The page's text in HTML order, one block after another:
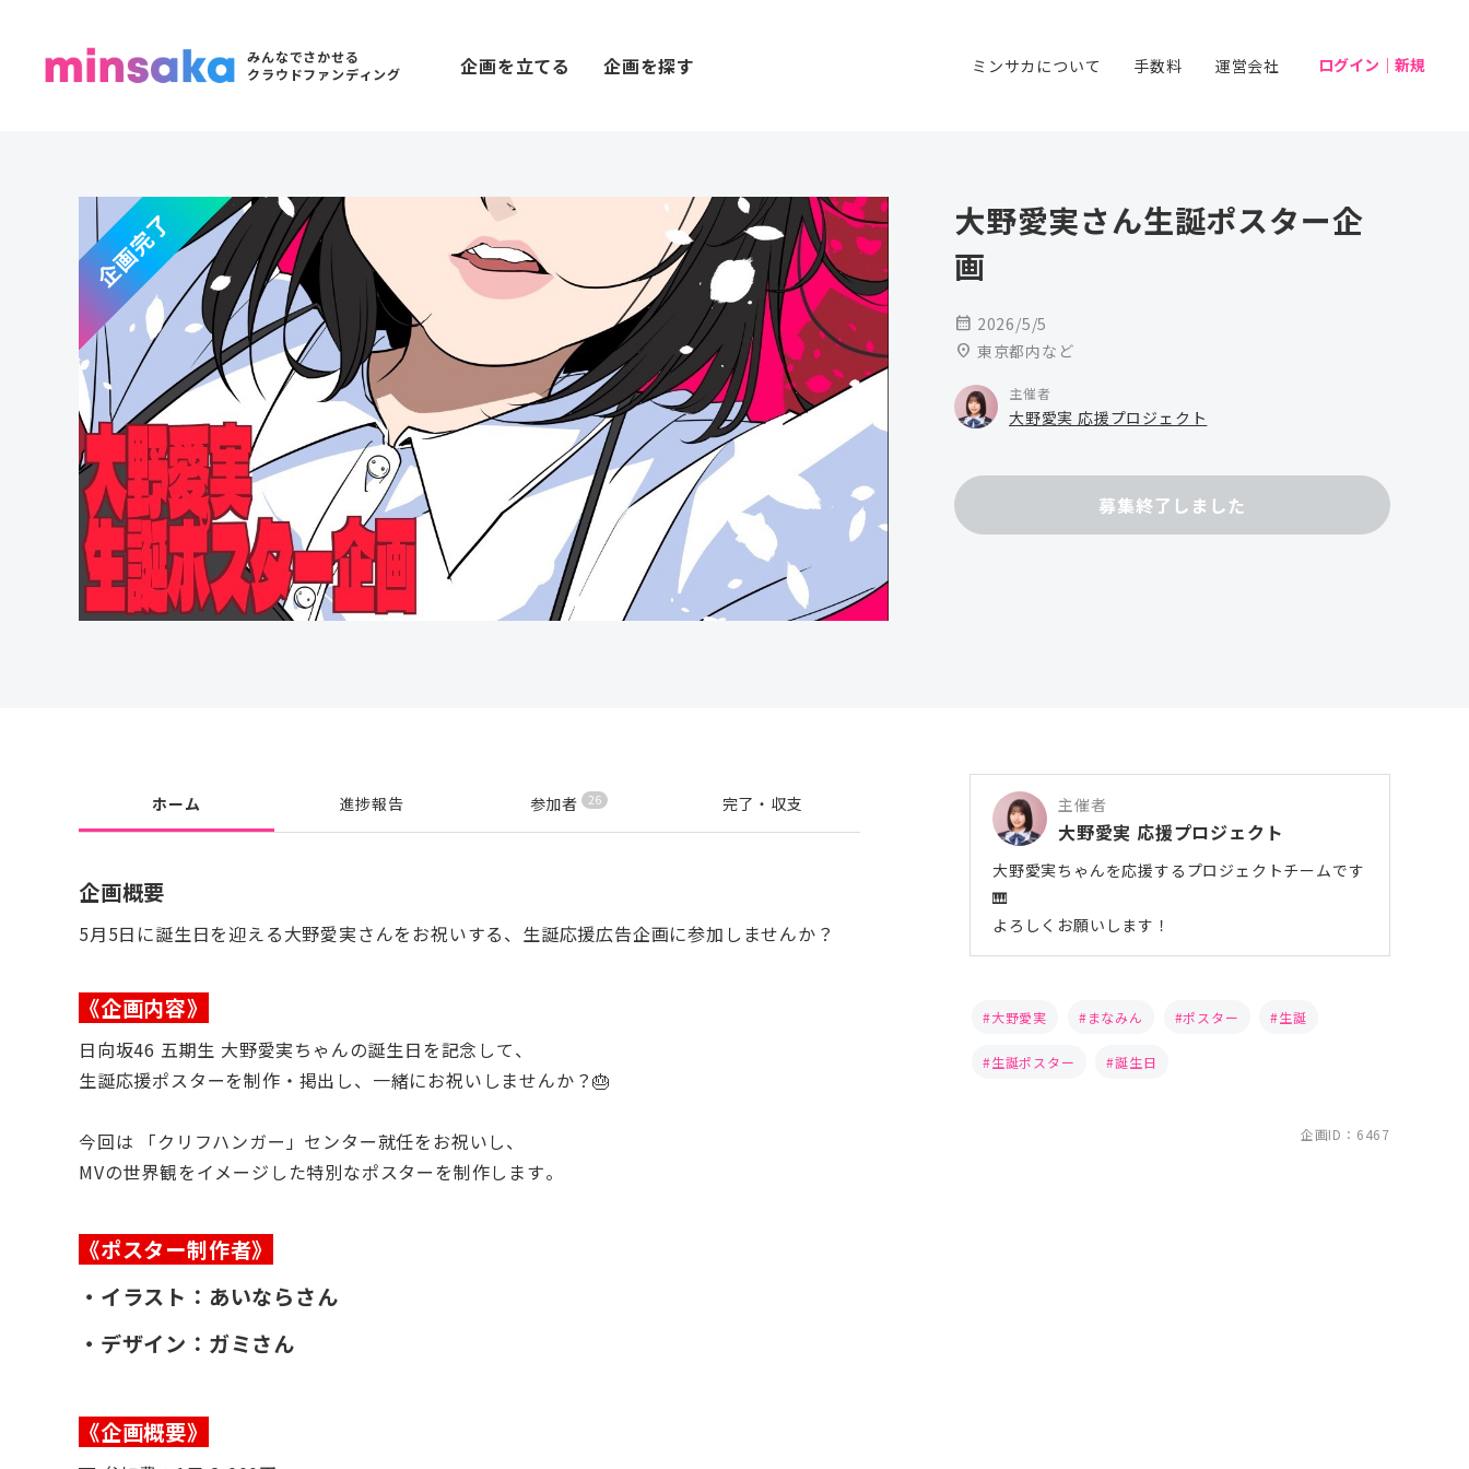
みんなでさかせる
クラウドファンディング
企画を立てる 企画を探す ミンサカについて 手数料 運営会社 ログイン｜新規
企画完了
大野愛実さん生誕ポスター企
画
calendar_month 2026/5/5
location_on 東京都内など
主催者
大野愛実 応援プロジェクト
募集終了しました
ホーム 進捗報告 参加者 26 完了・収支
企画概要
5月5日に誕生日を迎える大野愛実さんをお祝いする、生誕応援広告企画に参加しませんか？
《企画内容》
日向坂46 五期生 大野愛実ちゃんの誕生日を記念して、
生誕応援ポスターを制作・掲出し、一緒にお祝いしませんか？🎂
今回は 「クリフハンガー」センター就任をお祝いし、
MVの世界観をイメージした特別なポスターを制作します。
《ポスター制作者》
・イラスト：あいならさん
・デザイン：ガミさん
《企画概要》
主催者
大野愛実 応援プロジェクト
大野愛実ちゃんを応援するプロジェクトチームです
🎹
よろしくお願いします！
大野愛実 まなみん ポスター 生誕
生誕ポスター 誕生日
企画ID：6467